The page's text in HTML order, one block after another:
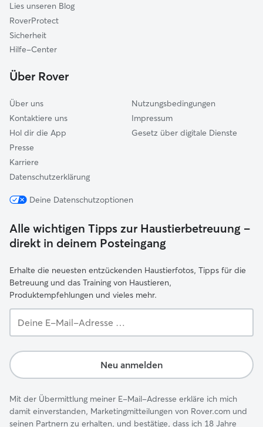
Sinzig
Eitorf
Puderbach
Bad Breisig
Lies unseren Blog
RoverProtect
Sicherheit
Hilfe-Center
Über Rover
Über uns
Kontaktiere uns
Hol dir die App
Presse
Karriere
Datenschutzerklärung
Nutzungsbedingungen
Impressum
Gesetz über digitale Dienste
Deine Datenschutzoptionen
Alle wichtigen Tipps zur Haustierbetreuung –
direkt in deinem Posteingang
Erhalte die neuesten entzückenden Haustierfotos, Tipps für die
Betreuung und das Training von Haustieren,
Produktempfehlungen und vieles mehr.
E-
Adresse …
Neu anmelden
Mit der Übermittlung meiner E-Mail-Adresse erkläre ich mich
damit einverstanden, Marketingmitteilungen von Rover.com und
seinen Partnern zu erhalten, und bestätige, dass ich 18 Jahre